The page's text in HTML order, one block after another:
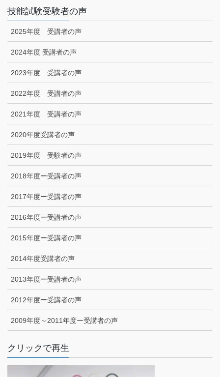
技能試験受験者の声
2025年度 受講者の声
2024年度 受講者の声
2023年度 受講者の声
2022年度 受講者の声
2021年度 受講者の声
2020年度受講者の声
2019年度 受験者の声
2018年度ー受講者の声
2017年度ー受講者の声
2016年度ー受講者の声
2015年度ー受講者の声
2014年度受講者の声
2013年度ー受講者の声
2012年度ー受講者の声
2009年度～2011年度ー受講者の声
クリックで再生